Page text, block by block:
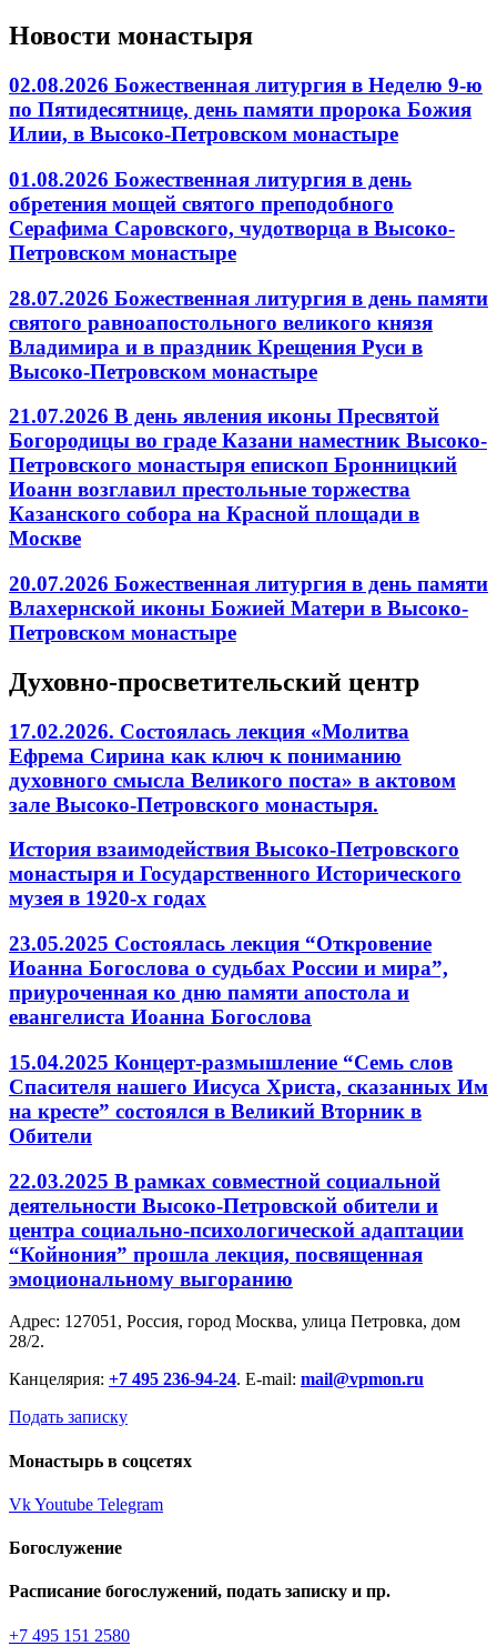
Новости монастыря
02.08.2026 Божественная литургия в Неделю 9-ю
по Пятидесятнице, день памяти пророка Божия
Илии, в Высоко-Петровском монастыре
01.08.2026 Божественная литургия в день
обретения мощей святого преподобного
Серафима Саровского, чудотворца в Высоко-
Петровском монастыре
28.07.2026 Божественная литургия в день памяти
святого равноапостольного великого князя
Владимира и в праздник Крещения Руси в
Высоко-Петровском монастыре
21.07.2026 В день явления иконы Пресвятой
Богородицы во граде Казани наместник Высоко-
Петровского монастыря епископ Бронницкий
Иоанн возглавил престольные торжества
Казанского собора на Красной площади в
Москве
20.07.2026 Божественная литургия в день памяти
Влахернской иконы Божией Матери в Высоко-
Петровском монастыре
Духовно-просветительский центр
17.02.2026. Состоялась лекция «Молитва
Ефрема Сирина как ключ к пониманию
духовного смысла Великого поста» в актовом
зале Высоко-Петровского монастыря.
История взаимодействия Высоко-Петровского
монастыря и Государственного Исторического
музея в 1920-х годах
23.05.2025 Состоялась лекция “Откровение
Иоанна Богослова о судьбах России и мира”,
приуроченная ко дню памяти апостола и
евангелиста Иоанна Богослова
15.04.2025 Концерт-размышление “Семь слов
Спасителя нашего Иисуса Христа, сказанных Им
на кресте” состоялся в Великий Вторник в
Обители
22.03.2025 В рамках совместной социальной
деятельности Высоко-Петровской обители и
центра социально-психологической адаптации
“Койнония” прошла лекция, посвященная
эмоциональному выгоранию
Адрес: 127051, Россия, город Москва, улица Петровка, дом
28/2.
Канцелярия: +7 495 236-94-24. E-mail: mail@vpmon.ru
Подать записку
Монастырь в соцсетях
VkYoutube Telegram
Богослужение
Расписание богослужений, подать записку и пр.
+7 495 151 2580